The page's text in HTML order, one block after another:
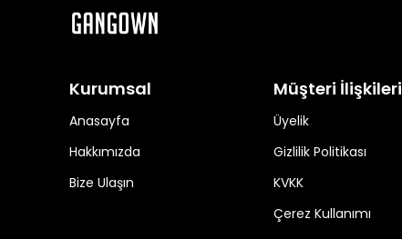
Kurumsal
Anasayfa
Hakkımızda
Bize Ulaşın
Müşteri İlişkileri
Üyelik
Gizlilik Politikası
KVKK
Çerez Kullanımı